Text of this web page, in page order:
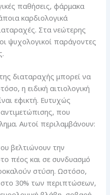
παθήσεις, φάρμακα
καρδιολογικά
Στα νεώτερης
ψυχολογικοί παράγοντες
διαταραχής μπορεί να
η ειδική αιτιολογική
εφικτή. Ευτυχώς
που
Αυτοί περιλαμβάνουν:
βελτιώνουν την
πέος και σε συνδυασμό
στύση. Ωστόσο,
στο 30% των περιπτώσεων,